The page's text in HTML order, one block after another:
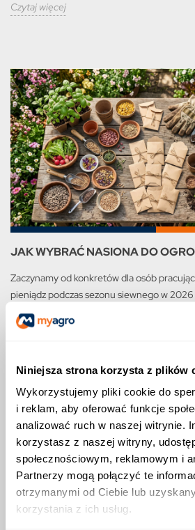
Niniejsza strona korzysta z plików
Wykorzystujemy pliki cookie do
i reklam, aby oferować funkcje
analizować ruch w naszej witrynie.
korzystasz z naszej witryny,
społecznościowym, reklamowym i
Partnerzy mogą połączyć te
otrzymanymi od Ciebie lub
korzystania z ich usług.
Czytaj więcej
JAK WYBRAĆ NASIONA DO
Zaczynamy od konkretów dla osób
pieniądz podczas sezonu siewnego w
materiału siewnego determinuje wielkość i
Czytaj więcej